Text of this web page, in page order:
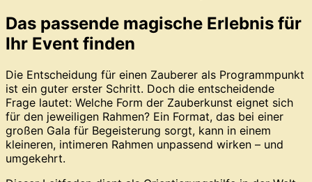
Das passende magische Erlebnis für
Ihr Event finden
Die Entscheidung für einen Zauberer als Programmpunkt
ist ein guter erster Schritt. Doch die entscheidende
Frage lautet: Welche Form der Zauberkunst eignet sich
für den jeweiligen Rahmen? Ein Format, das bei einer
großen Gala für Begeisterung sorgt, kann in einem
kleineren, intimeren Rahmen unpassend wirken – und
umgekehrt.